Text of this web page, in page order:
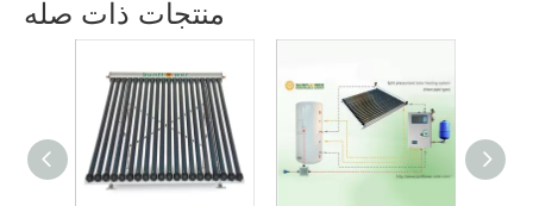
منتجات ذات صله